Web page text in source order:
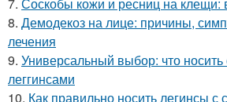
8. Демодекоз на лице: причины,
лечения
9. Универсальный выбор: что
леггинсами
10. Как правильно носить легинсы с